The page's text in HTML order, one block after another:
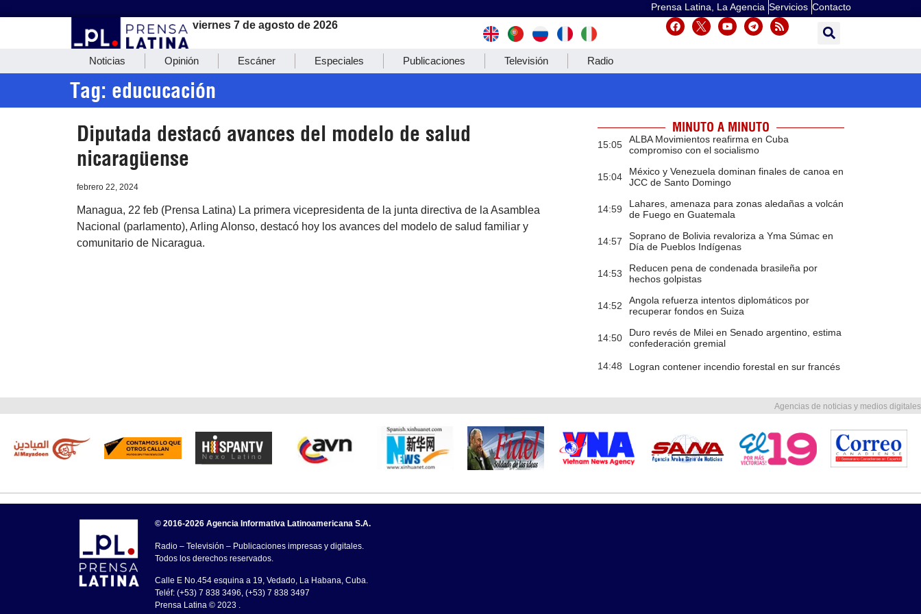
Prensa Latina, La Agencia Servicios Contacto
viernes 7 de agosto de 2026
Noticias Opinión Escáner Especiales Publicaciones Televisión Radio
Tag: educucación
Diputada destacó avances del modelo de salud
nicaragüense
febrero 22, 2024
Managua, 22 feb (Prensa Latina) La primera vicepresidenta de la junta directiva de la Asamblea
Nacional (parlamento), Arling Alonso, destacó hoy los avances del modelo de salud familiar y
comunitario de Nicaragua.
MINUTO A MINUTO
15:05
ALBA Movimientos reafirma en Cuba
compromiso con el socialismo
15:04
México y Venezuela dominan finales de canoa en
JCC de Santo Domingo
14:59
Lahares, amenaza para zonas aledañas a volcán
de Fuego en Guatemala
14:57
Soprano de Bolivia revaloriza a Yma Súmac en
Día de Pueblos Indígenas
14:53
Reducen pena de condenada brasileña por
hechos golpistas
14:52
Angola refuerza intentos diplomáticos por
recuperar fondos en Suiza
14:50
Duro revés de Milei en Senado argentino, estima
confederación gremial
14:48 Logran contener incendio forestal en sur francés
Agencias de noticias y medios digitales
© 2016-2026 Agencia Informativa Latinoamericana S.A.
Radio – Televisión – Publicaciones impresas y digitales.
Todos los derechos reservados.
Calle E No.454 esquina a 19, Vedado, La Habana, Cuba.
Teléf: (+53) 7 838 3496, (+53) 7 838 3497
Prensa Latina © 2023 .